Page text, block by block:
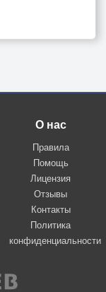
О нас
Правила
Помощь
Лицензия
Отзывы
Контакты
Политика
конфиденциальности